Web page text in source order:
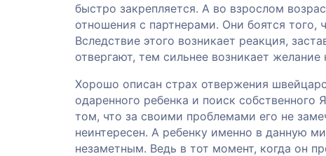
быстро закрепляется. А во взрослом
отношения с партнерами. Они боятся
Вследствие этого возникает реакция,
отвергают, тем сильнее возникает желание
Хорошо описан страх отвержения
одаренного ребенка и поиск собственного
том, что за своими проблемами его не
неинтересен. А ребенку именно в данную
незаметным. Ведь в тот момент, когда он